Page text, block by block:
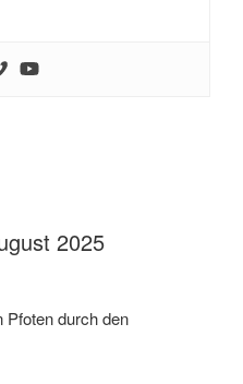
2025
Pfoten durch den